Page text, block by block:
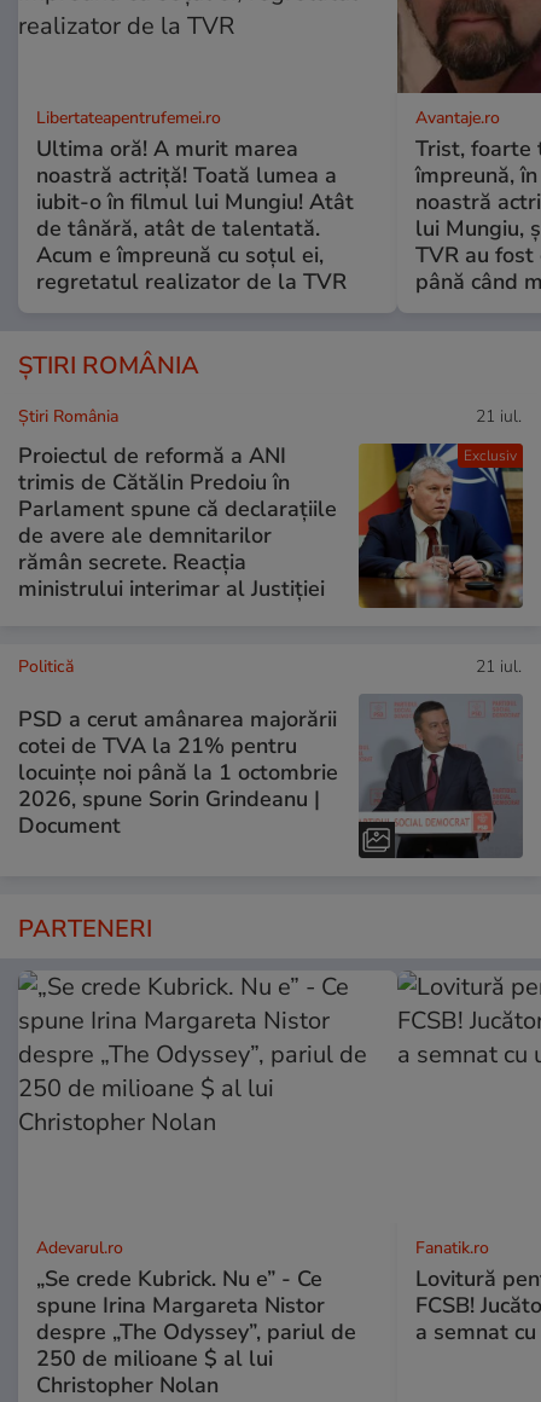
Libertateapentrufemei.ro
Ultima oră! A murit marea
noastră actriță! Toată lumea a
iubit-o în filmul lui Mungiu! Atât
de tânără, atât de talentată.
Acum e împreună cu soțul ei,
regretatul realizator de la TVR
Avantaje.ro
Trist, foarte
împreună,
noastră
lui Mungiu,
TVR au
până când
ȘTIRI ROMÂNIA
Exclusiv
Știri România 21 iul.
Proiectul de reformă a ANI
trimis de Cătălin Predoiu în
Parlament spune că declarațiile
de avere ale demnitarilor
rămân secrete. Reacția
ministrului interimar al Justiției
Politică 21 iul.
PSD a cerut amânarea majorării
cotei de TVA la 21% pentru
locuințe noi până la 1 octombrie
2026, spune Sorin Grindeanu |
Document
PARTENERI
Adevarul.ro
„Se crede Kubrick. Nu e” - Ce
spune Irina Margareta Nistor
despre „The Odyssey”, pariul de
250 de milioane $ al lui
Christopher Nolan
Fanatik.ro
Lovitură
FCSB!
a semnat